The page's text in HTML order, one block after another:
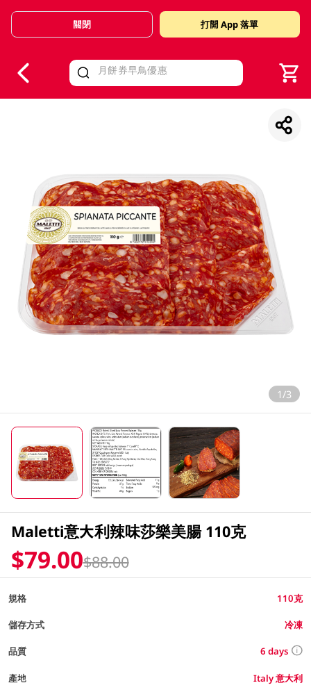
Valid Until 30 June 2026
關閉 打開 App 落單
1/3
Maletti意大利辣味莎樂美腸 110克
$79.00$88.00
規格 110克
儲存方式 冷凍
品質 6 days
產地 Italy 意大利